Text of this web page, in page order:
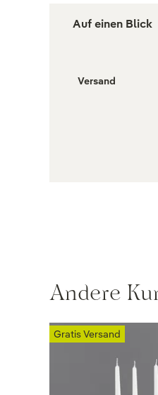
Auf einen Blick
Versand
Andere
Gratis Versand